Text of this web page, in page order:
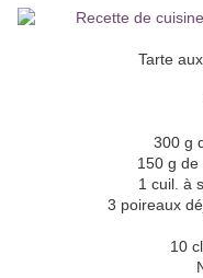
Tarte
300 g
150 g de
1 cuil. à
3 poireaux
10